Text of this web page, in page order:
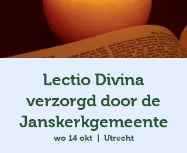
Lectio Divina
verzorgd door de
Janskerkgemeente
wo 14 okt
  |
Utrecht